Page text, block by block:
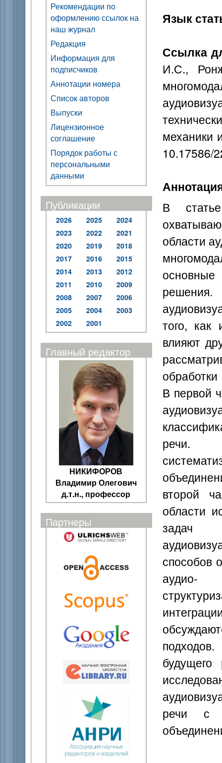
Рекомендации по
оформлению ссылок на
наш журнал
Редакция
Информация для
подписчиков
Аннотации номера
Список авторов
Выпуски
Лицензионное
соглашение
Порядок работы с
персональными
данными
Публикации
2026 2025
2024
2023
2022
2021
2020
2019
2018
2017
2016
2015
2014
2013
2012
2011
2010
2009
2008
2007
2006
2005
2004
2003
2002
2001
Главный редактор
НИКИФОРОВ
Владимир Олегович
д.т.н., профессор
Партнеры
Язык
Ссылка
И.С.,
механики
10.17586/
В
области
того, как
влияют
В первой
речи.
второй
области
задач
способов
аудио-
речи с